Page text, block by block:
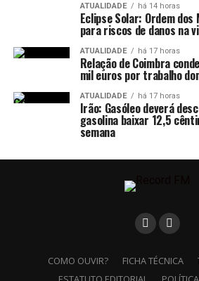
ATUALIDADE há 14 horas
Eclipse Solar: Ordem
para riscos de danos na
ATUALIDADE há 17 horas
Relação de Coimbra
mil euros por trabalho
ATUALIDADE há 17 horas
Irão: Gasóleo deverá
gasolina baixar 12,5
semana
COMO OUVIR? FICHA TÉCNICA